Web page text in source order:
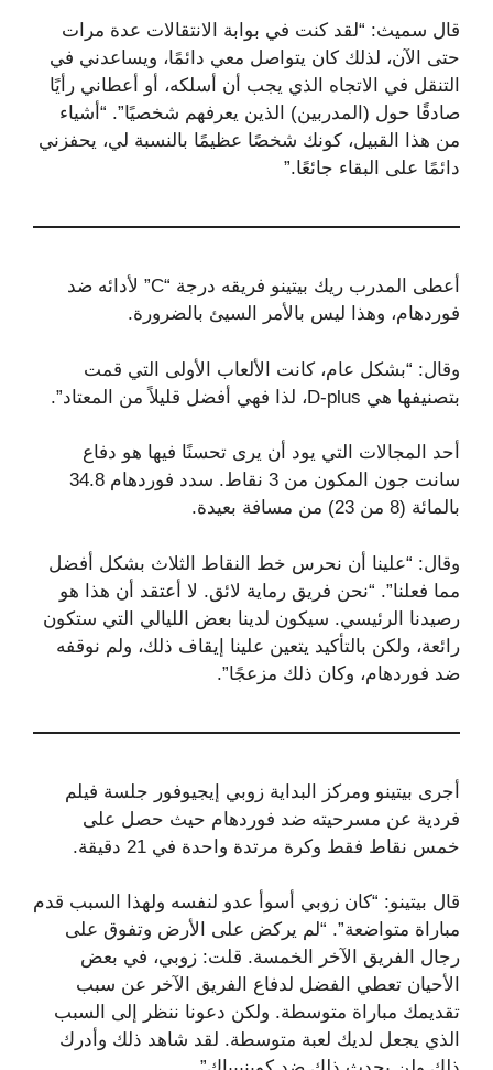
قال سميث: “لقد كنت في بوابة الانتقالات عدة مرات
حتى الآن، لذلك كان يتواصل معي دائمًا، ويساعدني في
التنقل في الاتجاه الذي يجب أن أسلكه، أو أعطاني رأيًا
صادقًا حول (المدربين) الذين يعرفهم شخصيًا”. “أشياء
من هذا القبيل، كونك شخصًا عظيمًا بالنسبة لي، يحفزني
دائمًا على البقاء جائعًا.”
أعطى المدرب ريك بيتينو فريقه درجة “C” لأدائه ضد
فوردهام، وهذا ليس بالأمر السيئ بالضرورة.
وقال: “بشكل عام، كانت الألعاب الأولى التي قمت
بتصنيفها هي D-plus، لذا فهي أفضل قليلاً من المعتاد”.
أحد المجالات التي يود أن يرى تحسنًا فيها هو دفاع
سانت جون المكون من 3 نقاط. سدد فوردهام 34.8
بالمائة (8 من 23) من مسافة بعيدة.
وقال: “علينا أن نحرس خط النقاط الثلاث بشكل أفضل
مما فعلنا”. “نحن فريق رماية لائق. لا أعتقد أن هذا هو
رصيدنا الرئيسي. سيكون لدينا بعض الليالي التي ستكون
رائعة، ولكن بالتأكيد يتعين علينا إيقاف ذلك، ولم نوقفه
ضد فوردهام، وكان ذلك مزعجًا”.
أجرى بيتينو ومركز البداية زوبي إيجيوفور جلسة فيلم
فردية عن مسرحيته ضد فوردهام حيث حصل على
خمس نقاط فقط وكرة مرتدة واحدة في 21 دقيقة.
قال بيتينو: “كان زوبي أسوأ عدو لنفسه ولهذا السبب قدم
مباراة متواضعة”. “لم يركض على الأرض وتفوق على
رجال الفريق الآخر الخمسة. قلت: زوبي، في بعض
الأحيان تعطي الفضل لدفاع الفريق الآخر عن سبب
تقديمك مباراة متوسطة. ولكن دعونا ننظر إلى السبب
الذي يجعل لديك لعبة متوسطة. لقد شاهد ذلك وأدرك